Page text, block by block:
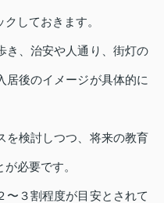
しておきます。
き、治安や人通り、街灯の
居後のイメージが具体的に
を検討しつつ、将来の教育
必要です。
〜３割程度が目安とされて